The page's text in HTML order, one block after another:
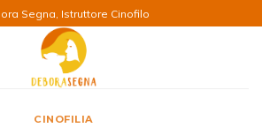
Segna, Istruttore Cinofilo
CINOFILIA